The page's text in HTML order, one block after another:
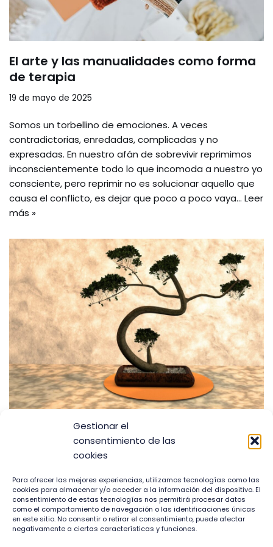
Gestionar el
consentimiento de las
cookies
Para ofrecer las mejores experiencias, utilizamos tecnologías como las
cookies para almacenar y/o acceder a la información del dispositivo. El
consentimiento de estas tecnologías nos permitirá procesar datos
como el comportamiento de navegación o las identificaciones únicas
en este sitio. No consentir o retirar el consentimiento, puede afectar
negativamente a ciertas características y funciones.
El arte y las manualidades como forma
de terapia
19 de mayo de 2025
Somos un torbellino de emociones. A veces
contradictorias, enredadas, complicadas y no
expresadas. En nuestro afán de sobrevivir reprimimos
inconscientemente todo lo que incomoda a nuestro yo
consciente, pero reprimir no es solucionar aquello que
causa el conflicto, es dejar que poco a poco vaya… Leer
más »
El Arte es vida y la vida es Arte
Arte es comunicar, expresar sentimientos y
pensamientos, transmitir ideas, emociones o
perspectivas sobre el mundo. Herramienta más que
necesaria para explorar la condición humana y el
mundo que nos rodea, incluso, una fuente de